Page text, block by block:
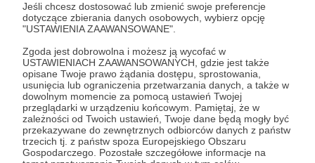
Jeśli chcesz dostosować lub zmienić swoje preferencje
dotyczące zbierania danych osobowych, wybierz opcję
"USTAWIENIA ZAAWANSOWANE".
Zgoda jest dobrowolna i możesz ją wycofać w
USTAWIENIACH ZAAWANSOWANYCH, gdzie jest także
opisane Twoje prawo żądania dostępu, sprostowania,
usunięcia lub ograniczenia przetwarzania danych, a także w
dowolnym momencie za pomocą ustawień Twojej
przeglądarki w urządzeniu końcowym. Pamiętaj, że w
zależności od Twoich ustawień, Twoje dane będą mogły być
przekazywane do zewnętrznych odbiorców danych z państw
trzecich tj. z państw spoza Europejskiego Obszaru
Gospodarczego. Pozostałe szczegółowe informacje na
* Zapoznałem się i akceptujęRegulaminserwisu oraz
Prywatności
* Wyrażam zgodę na przetwarzanie moich danych
osobowych podanych w formularzu rejestracyjnym w celu
prawidłowego świadczenia usług serwisu Patronite.
Wyrażam zgodę na otrzymywanie drogą elektroniczną
informacji handlowych - newslettera. Opcja ta może zostać
zmieniona w ustawieniach konta.